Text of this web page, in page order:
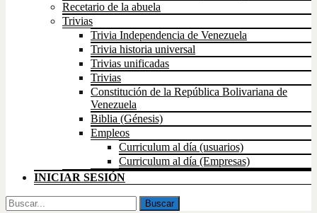
Recetario de la abuela
Trivias
Trivia Independencia de Venezuela
Trivia historia universal
Trivias unificadas
Trivias
Constitución de la República Bolivariana de
Venezuela
Biblia (Génesis)
Empleos
Curriculum al día (usuarios)
Curriculum al día (Empresas)
INICIAR SESIÓN
Buscar